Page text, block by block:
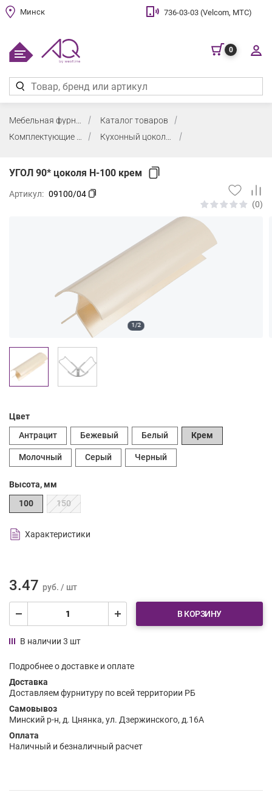
Минск 736-03-03 (Velcom, МТС)
0
Каталог товаров
Комплектующие для кухни
Кухонный цоколь и "ресничка"
УГОЛ 90* цоколя H-100 крем
Артикул: 09100/04
(0)
1/2
Цвет
Антрацит
Бежевый Белый Крем
Молочный Серый Черный
Высота, мм
100
150
Характеристики
3.47 руб. / шт
В КОРЗИНУ
В наличии 3 шт
Подробнее о доставке и оплате
Доставка
Доставляем фурнитуру по всей территории РБ
Самовывоз
Минский р-н, д. Цнянка, ул. Дзержинского, д.16А
Оплата
Наличный и безналичный расчет